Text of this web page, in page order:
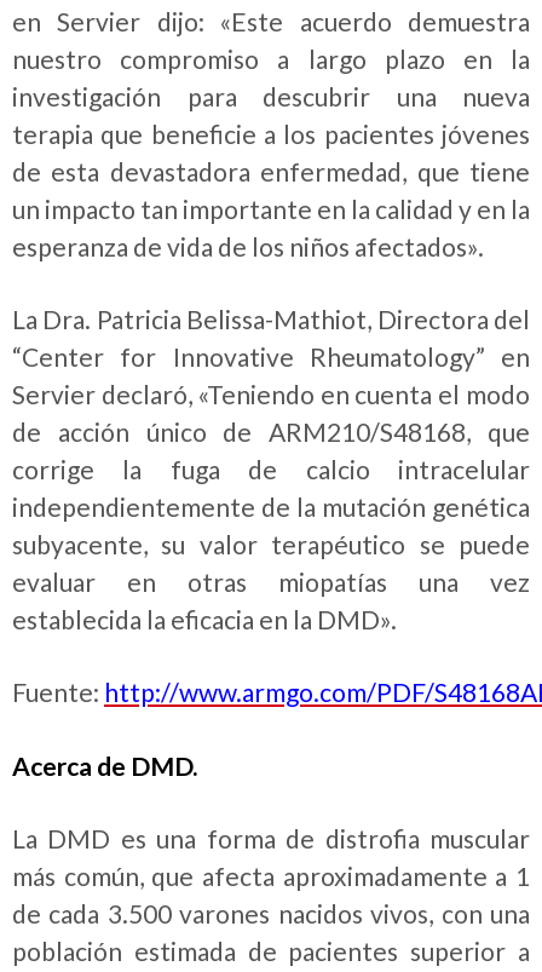
en Servier dijo: «Este acuerdo demuestra
nuestro compromiso a largo plazo en la
investigación para descubrir una nueva
terapia que beneficie a los pacientes jóvenes
de esta devastadora enfermedad, que tiene
un impacto tan importante en la calidad y en la
esperanza de vida de los niños afectados».
La Dra. Patricia Belissa-Mathiot, Directora del
“Center for Innovative Rheumatology” en
Servier declaró, «Teniendo en cuenta el modo
de acción único de ARM210/S48168, que
corrige la fuga de calcio intracelular
independientemente de la mutación genética
subyacente, su valor terapéutico se puede
evaluar en otras miopatías una vez
establecida la eficacia en la DMD».
Fuente: http://www.armgo.com/PDF/
Acerca de DMD.
La DMD es una forma de distrofia muscular
más común, que afecta aproximadamente a 1
de cada 3.500 varones nacidos vivos, con una
población estimada de pacientes superior a